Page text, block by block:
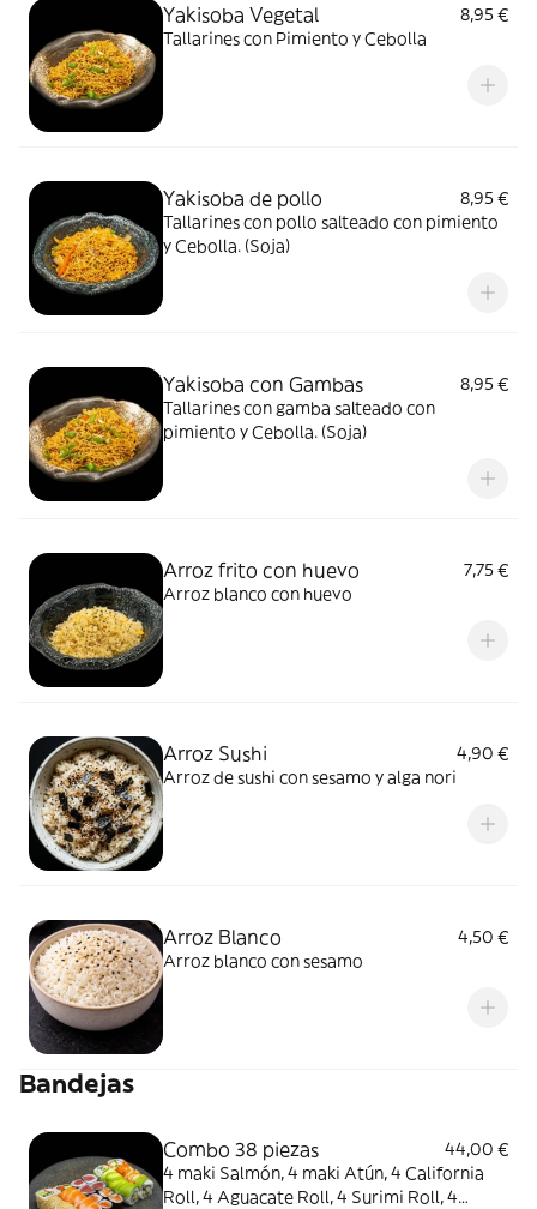
Yakisoba Vegetal
8,95 €
Tallarines con Pimiento y Cebolla
Yakisoba de pollo
8,95 €
Tallarines con pollo salteado con pimiento
y Cebolla. (Soja)
Yakisoba con Gambas
8,95 €
Tallarines con gamba salteado con
pimiento y Cebolla. (Soja)
Arroz frito con huevo
7,75 €
Arroz blanco con huevo
Arroz Sushi
4,90 €
Arroz de sushi con sesamo y alga nori
Arroz Blanco
4,50 €
Arroz blanco con sesamo
Bandejas
Combo 38 piezas
44,00 €
4 maki Salmón, 4 maki Atún, 4 California
Roll, 4 Aguacate Roll, 4 Surimi Roll, 4